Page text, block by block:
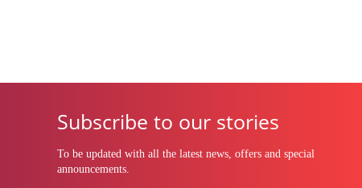
Subscribe to our stories
To be updated with all the latest news, offers and special
announcements.